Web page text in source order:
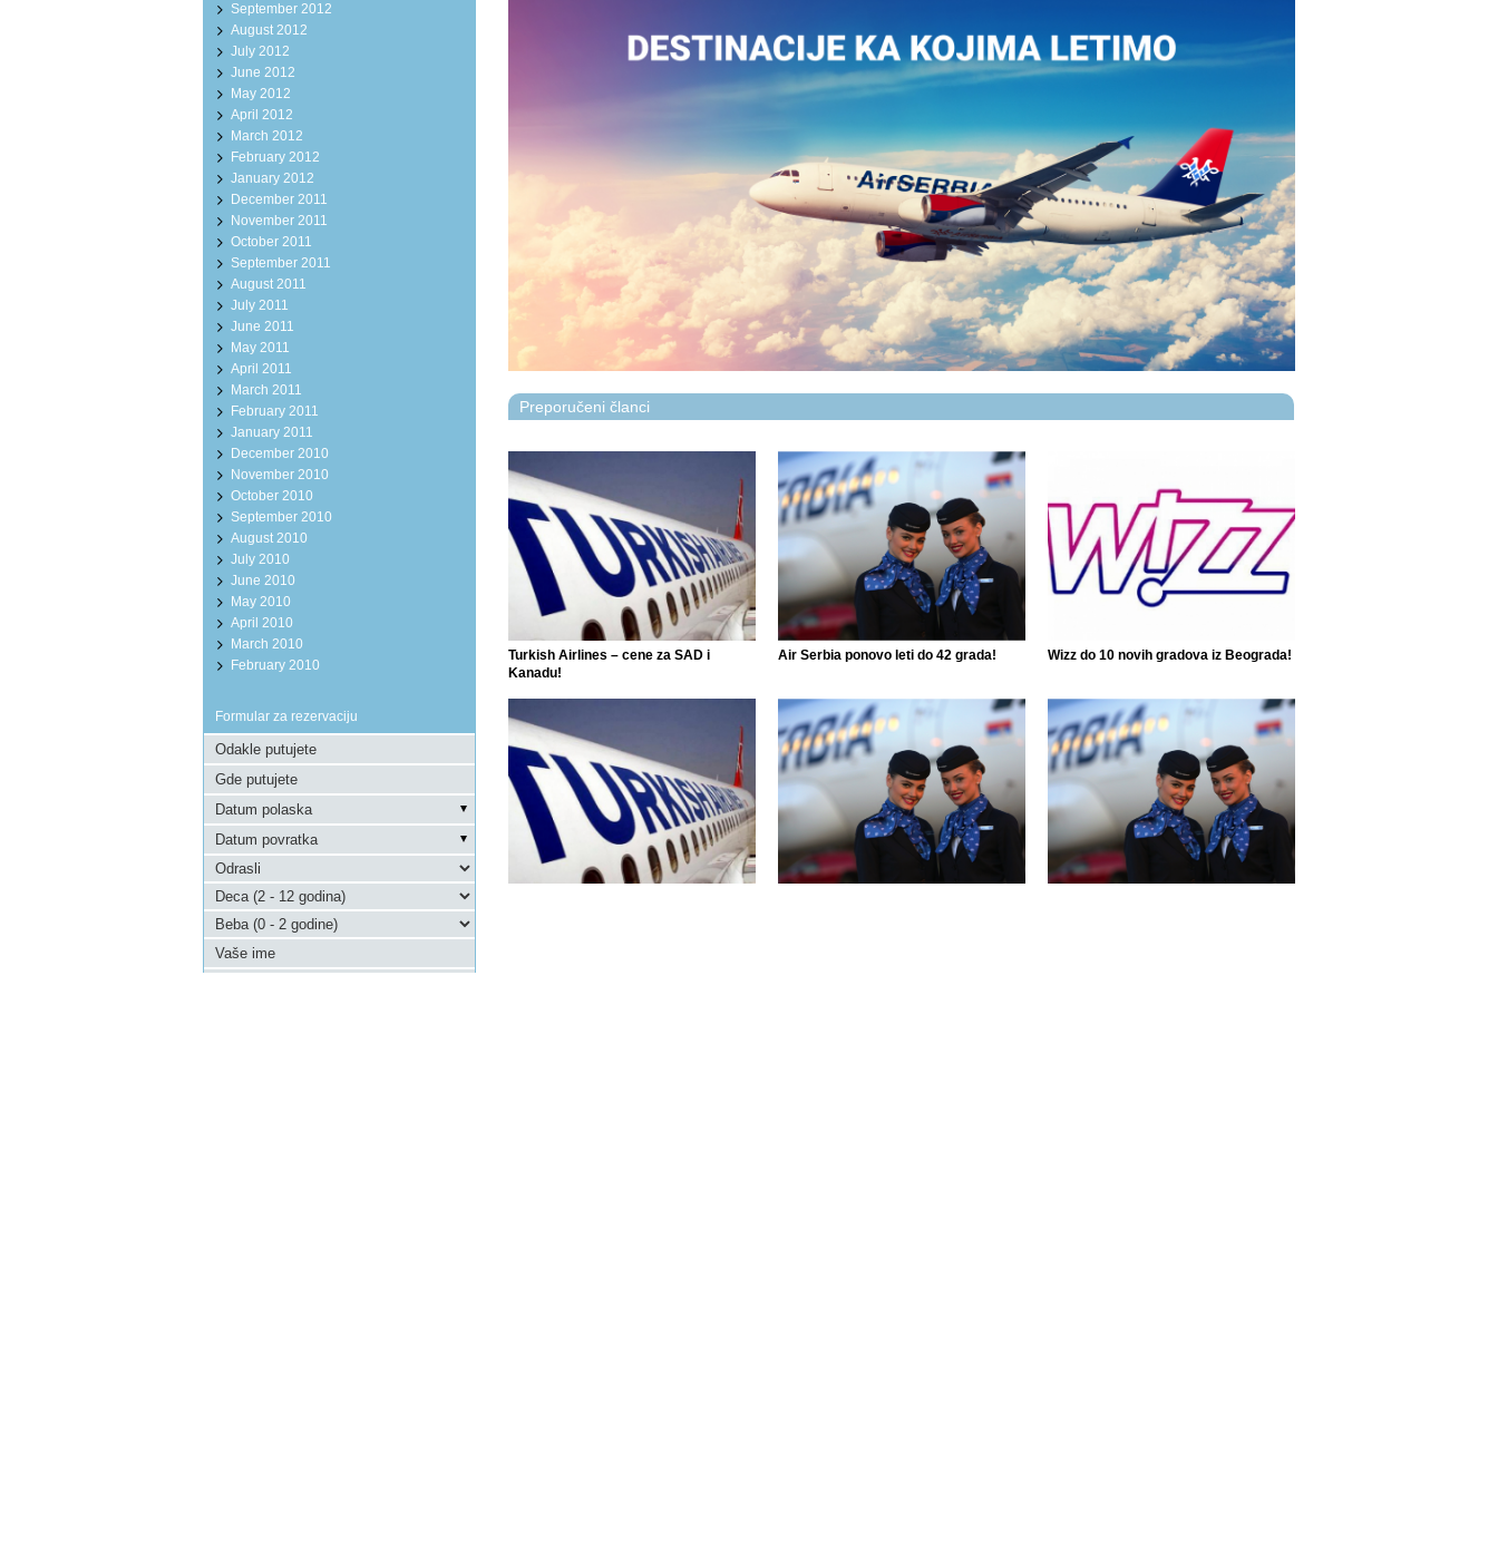
Preporučeni članci
Turkish Airlines – cene za SAD i
Kanadu!
Air Serbia ponovo leti do 42 grada! Wizz do 10 novih gradova iz Beograda!
September 2012
August 2012
July 2012
June 2012
May 2012
April 2012
March 2012
February 2012
January 2012
December 2011
November 2011
October 2011
September 2011
August 2011
July 2011
June 2011
May 2011
April 2011
March 2011
February 2011
January 2011
December 2010
November 2010
October 2010
September 2010
August 2010
July 2010
June 2010
May 2010
April 2010
March 2010
February 2010
Formular za rezervaciju